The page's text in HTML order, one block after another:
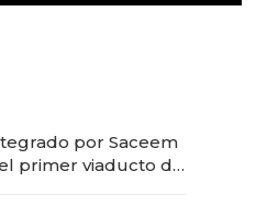
por Saceem
primer viaducto de